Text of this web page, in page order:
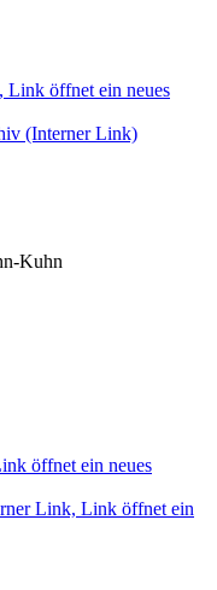
Link öffnet ein neues
(Interner Link)
Kuhn
öffnet ein neues
Link, Link öffnet ein